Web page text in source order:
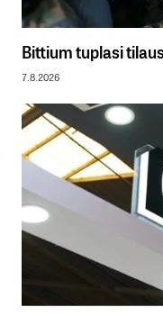
Bittium tuplasi
7.8.2026